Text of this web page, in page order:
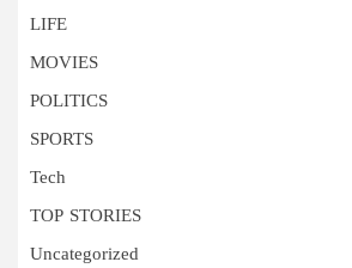
LIFE
MOVIES
POLITICS
SPORTS
Tech
TOP STORIES
Uncategorized